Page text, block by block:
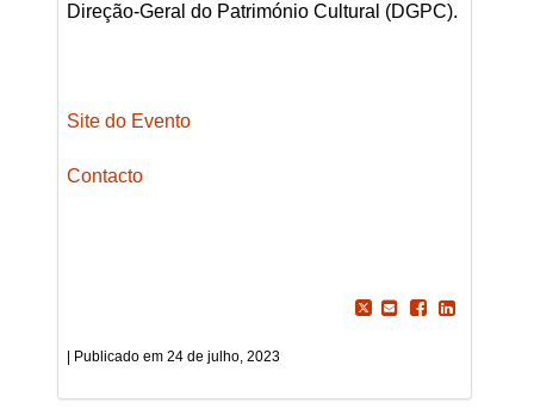
Direção-Geral do Património Cultural (DGPC).
Site do Evento
Contacto
24 de julho, 2023